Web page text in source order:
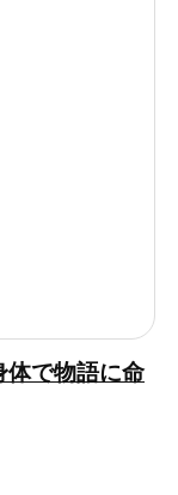
体で物語に命